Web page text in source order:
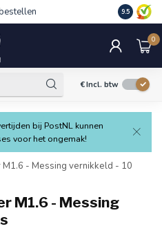
9.5
0
€Incl. btw
bij PostNL kunnen
voor het ongemak!
- Messing vernikkeld - 10
M1.6 - Messing